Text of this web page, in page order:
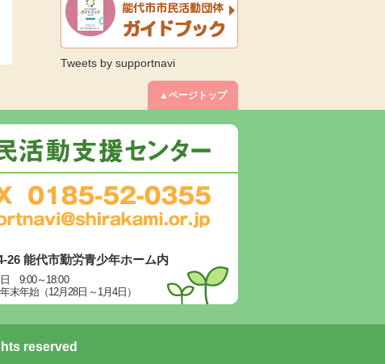
Tweets by supportnavi
▲ページトップ
26 能代市勤労青少年ホーム内
日 9:00～18:00
末年始（12月28日～1月4日）
reserved